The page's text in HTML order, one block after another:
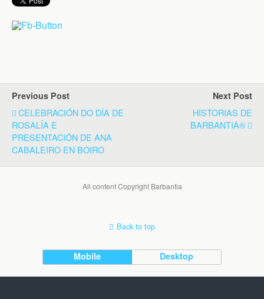
Previous Post
CELEBRACIÓN DO DÍA DE
ROSALÍA E
PRESENTACIÓN DE ANA
CABALEIRO EN BOIRO
Next Post
HISTORIAS DE
BARBANTIA®
All content Copyright Barbantia
Back to top
Mobile Desktop